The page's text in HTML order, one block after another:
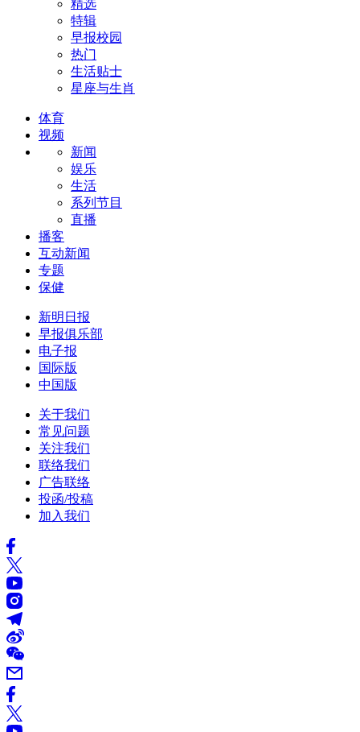
精选
特辑
早报校园
热门
生活贴士
星座与生肖
体育
视频
新闻
娱乐
生活
系列节目
直播
播客
互动新闻
专题
保健
新明日报
早报俱乐部
电子报
国际版
中国版
关于我们
常见问题
关注我们
联络我们
广告联络
投函/投稿
加入我们